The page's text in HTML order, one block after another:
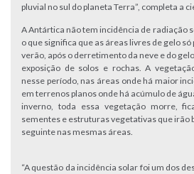
pluvial no sul do planeta Terra”, completa a
A Antártica não tem incidência de radiação
o que significa que as áreas livres de gelo
verão, após o derretimento da neve e do
exposição de solos e rochas. A
nesse período, nas áreas onde há maior
em terrenos planos onde há acúmulo de
inverno, toda essa vegetação morre,
sementes e estruturas vegetativas que irão
seguinte nas mesmas áreas.
“A questão da incidência solar foi um dos